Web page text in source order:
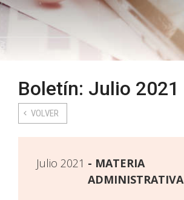
Boletín: Julio 2021
VOLVER
Julio 2021
MATERIA
ADMINISTRATIVA